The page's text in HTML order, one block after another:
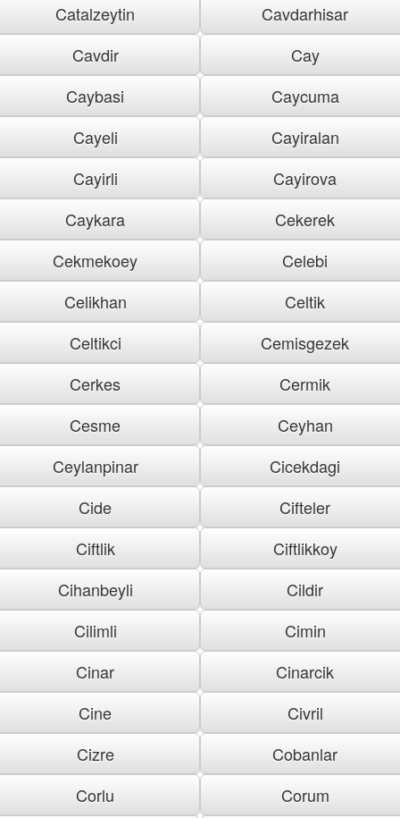
Catalzeytin
Cavdarhisar
Cavdir
Cay
Caybasi
Caycuma
Cayeli
Cayiralan
Cayirli
Cayirova
Caykara
Cekerek
Cekmekoey
Celebi
Celikhan
Celtik
Celtikci
Cemisgezek
Cerkes
Cermik
Cesme
Ceyhan
Ceylanpinar
Cicekdagi
Cide
Cifteler
Ciftlik
Ciftlikkoy
Cihanbeyli
Cildir
Cilimli
Cimin
Cinar
Cinarcik
Cine
Civril
Cizre
Cobanlar
Corlu
Corum